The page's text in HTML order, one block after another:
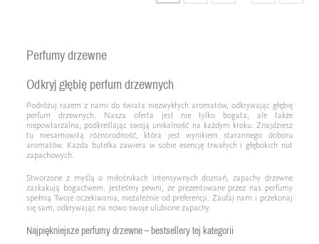
Perfumy drzewne
Odkryj głębię perfum drzewnych
Podróżuj razem z nami do świata niezwykłych aromatów, odkrywając głębię
perfum drzewnych. Nasza oferta jest nie tylko bogata, ale także
niepowtarzalna, podkreślając swoją unikalność na każdym kroku. Znajdziesz
tu niesamowitą różnorodność, która jest wynikiem starannego doboru
aromatów. Każda butelka zawiera w sobie esencję trwałych i głębokich nut
zapachowych.
Stworzone z myślą o miłośnikach intensywnych doznań, zapachy drzewne
zaskakują bogactwem. Jesteśmy pewni, że prezentowane przez nas perfumy
spełnią Twoje oczekiwania, niezależnie od preferencji. Zaufaj nam i przekonaj
się sam, odkrywając na nowo swoje ulubione zapachy.
Najpiękniejsze perfumy drzewne – bestsellery tej kategorii